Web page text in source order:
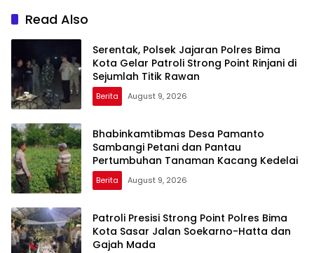
Read Also
Serentak, Polsek Jajaran Polres Bima
Kota Gelar Patroli Strong Point Rinjani di
Sejumlah Titik Rawan
Berita August 9, 2026
Bhabinkamtibmas Desa Pamanto
Sambangi Petani dan Pantau
Pertumbuhan Tanaman Kacang Kedelai
Berita August 9, 2026
Patroli Presisi Strong Point Polres Bima
Kota Sasar Jalan Soekarno-Hatta dan
Gajah Mada